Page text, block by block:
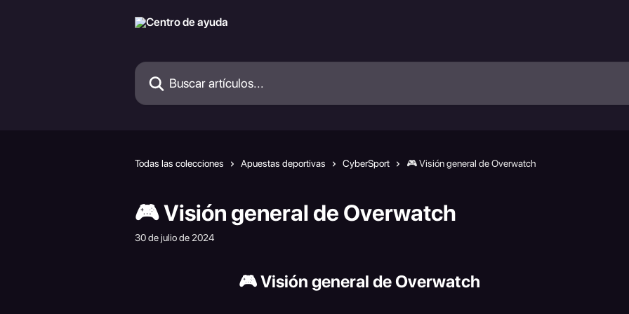
Buscar artículos...
Todas las colecciones Apuestas deportivas CyberSport 🎮 Visión general de Overwatch
🎮 Visión general de Overwatch
30 de julio de 2024
🎮 Visión general de Overwatch